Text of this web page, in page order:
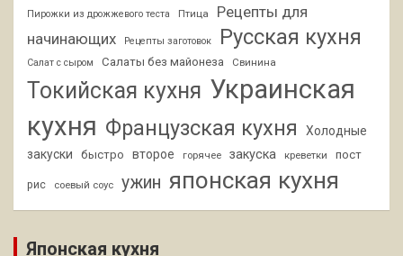
Пирожки из дрожжевого теста Птица
Рецепты для
начинающих
Рецепты заготовок Русская кухня
Салат с сыром Салаты без майонеза Свинина
Токийская кухня Украинская
кухня Французская кухня
Холодные
закуски
быстро второе горячее закуска креветки пост
рис соевый соус ужин японская кухня
Японская кухня